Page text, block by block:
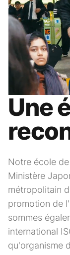
Une
Notre école
Ministère
métropolitain
promotion de
sommes
international
qu'organisme